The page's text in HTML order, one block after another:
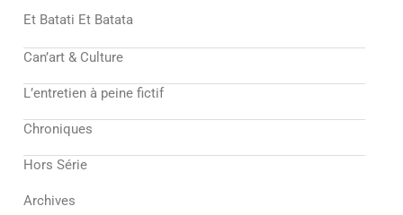
Et Batati Et Batata
Can’art & Culture
L’entretien à peine fictif
Chroniques
Hors Série
Archives